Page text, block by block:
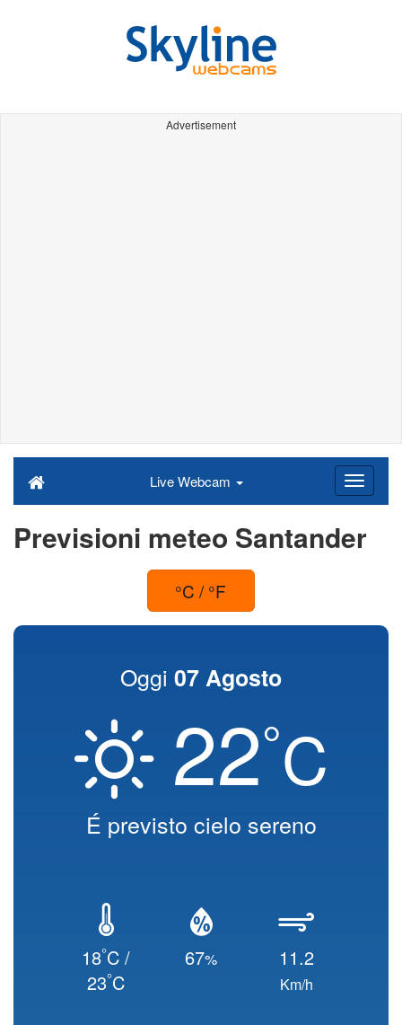
Advertisement
Live Webcam
Previsioni meteo Santander
°C / °F
Oggi 07 Agosto
22°C
É previsto cielo sereno
18°C /
23°C
67% 11.2
Km/h